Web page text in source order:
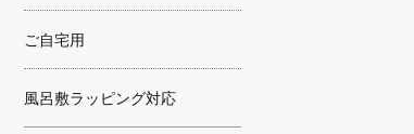
ご自宅用
風呂敷ラッピング対応